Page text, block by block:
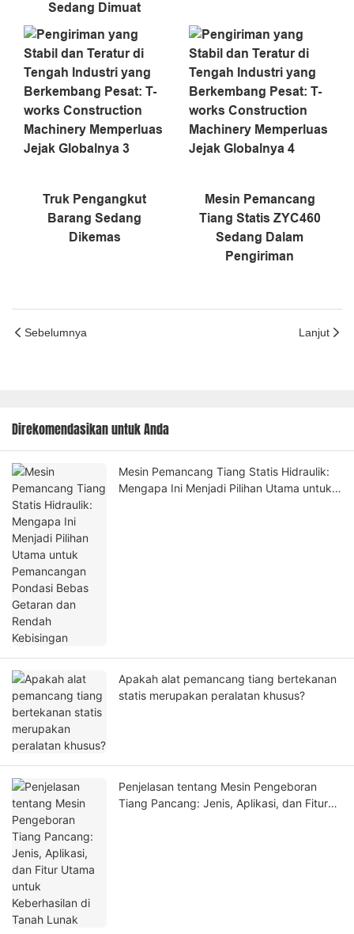
Sedang Dimuat
Truk Pengangkut
Barang Sedang
Dikemas
Mesin Pemancang
Tiang Statis ZYC460
Sedang Dalam
Pengiriman
Sebelumnya Lanjut
Direkomendasikan untuk Anda
Mesin Pemancang Tiang Statis Hidraulik:
Mengapa Ini Menjadi Pilihan Utama untuk
Apakah alat pemancang tiang bertekanan
statis merupakan peralatan khusus?
Penjelasan tentang Mesin Pengeboran
Tiang Pancang: Jenis, Aplikasi, dan Fitur